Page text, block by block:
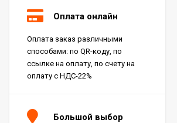
Оплата онлайн
Оплата заказ различными
способами: по QR-коду, по
ссылке на оплату, по счету на
оплату с НДС-22%
Большой выбор